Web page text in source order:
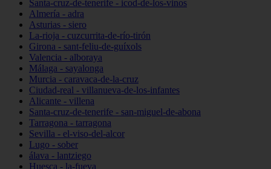
Santa-cruz-de-tenerife - icod-de-los-vinos
Almería - adra
Asturias - siero
La-rioja - cuzcurrita-de-río-tirón
Girona - sant-feliu-de-guíxols
Valencia - alboraya
Málaga - sayalonga
Murcia - caravaca-de-la-cruz
Ciudad-real - villanueva-de-los-infantes
Alicante - villena
Santa-cruz-de-tenerife - san-miguel-de-abona
Tarragona - tarragona
Sevilla - el-viso-del-alcor
Lugo - sober
álava - lantziego
Huesca - la-fueva